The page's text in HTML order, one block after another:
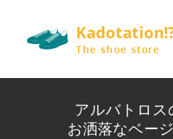
content
The shoe store
アルバトロス
お洒落なベー